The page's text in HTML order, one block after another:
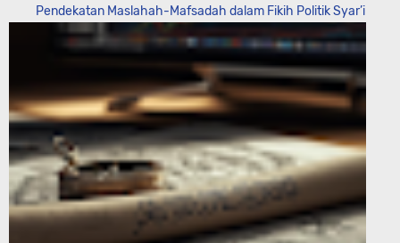
Pendekatan Maslahah-Mafsadah dalam Fikih Politik Syar’i